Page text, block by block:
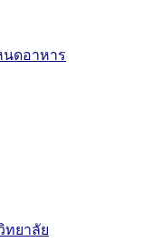
ดอาหาร
ยาลัย